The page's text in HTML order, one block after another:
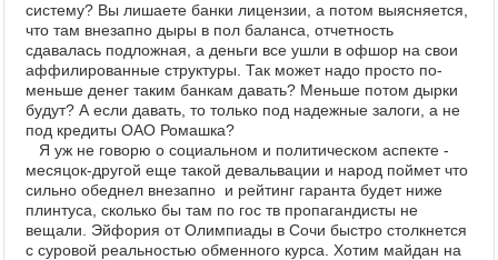
систему? Вы лишаете банки лицензии, а потом выясняется,
что там внезапно дыры в пол баланса, отчетность
сдавалась подложная, а деньги все ушли в офшор на свои
аффилированные структуры. Так может надо просто по-
меньше денег таким банкам давать? Меньше потом дырки
будут? А если давать, то только под надежные залоги, а не
под кредиты ОАО Ромашка?
Я уж не говорю о социальном и политическом аспекте -
месяцок-другой еще такой девальвации и народ поймет что
сильно обеднел внезапно и рейтинг гаранта будет ниже
плинтуса, сколько бы там по гос тв пропагандисты не
вещали. Эйфория от Олимпиады в Сочи быстро столкнется
с суровой реальностью обменного курса. Хотим майдан на